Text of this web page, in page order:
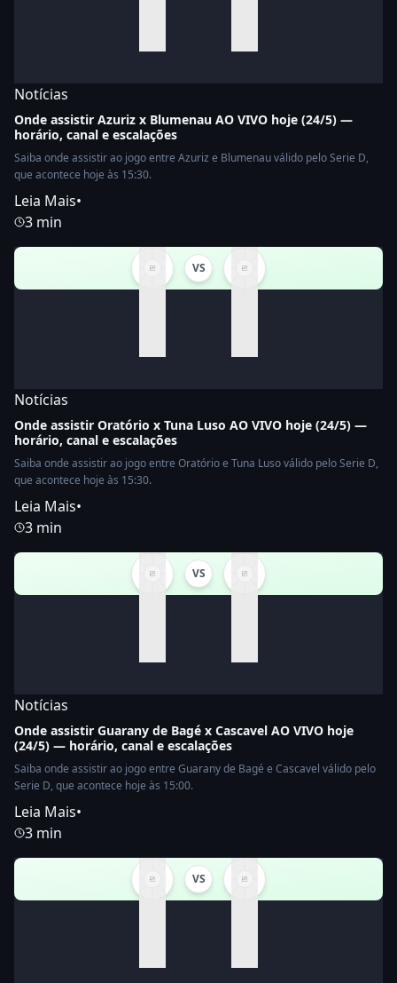
Notícias
Onde assistir Azuriz x Blumenau AO VIVO hoje (24/5) —
horário, canal e escalações
Saiba onde assistir ao jogo entre Azuriz e Blumenau válido pelo Serie D,
que acontece hoje às 15:30.
Leia Mais•
3 min
VS
Notícias
Onde assistir Oratório x Tuna Luso AO VIVO hoje (24/5) —
horário, canal e escalações
Saiba onde assistir ao jogo entre Oratório e Tuna Luso válido pelo Serie D,
que acontece hoje às 15:30.
Leia Mais•
3 min
VS
Notícias
Onde assistir Guarany de Bagé x Cascavel AO VIVO hoje
(24/5) — horário, canal e escalações
Saiba onde assistir ao jogo entre Guarany de Bagé e Cascavel válido pelo
Serie D, que acontece hoje às 15:00.
Leia Mais•
3 min
VS